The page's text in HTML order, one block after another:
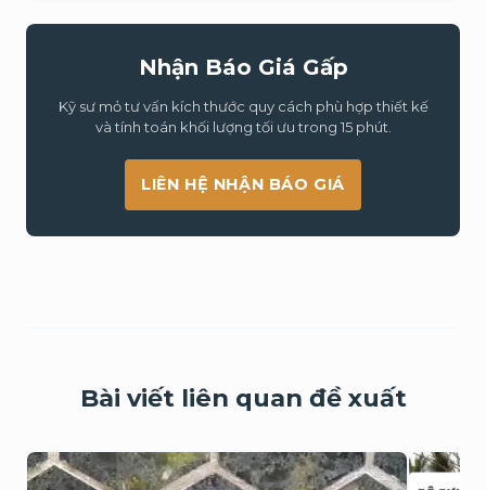
Nhận Báo Giá Gấp
Kỹ sư mỏ tư vấn kích thước quy cách phù hợp thiết kế
và tính toán khối lượng tối ưu trong 15 phút.
LIÊN HỆ NHẬN BÁO GIÁ
Bài viết liên quan đề xuất